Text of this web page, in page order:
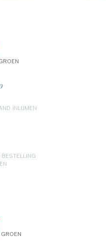
inlijmen
bestelling
Groen